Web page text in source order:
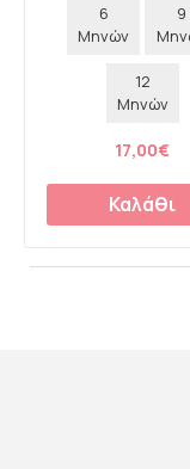
6
Μηνών
9
12
Μηνών
17,00€
Καλάθι